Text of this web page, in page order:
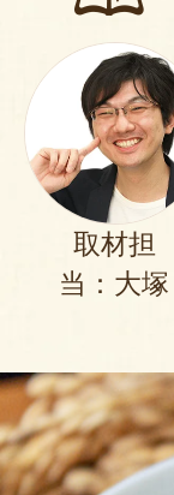
取材担
当：大塚